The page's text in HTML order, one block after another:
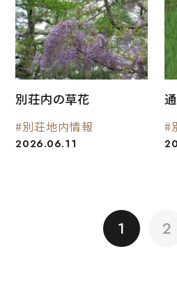
別荘内の草花
#別荘地内情報
2026.06.11
#
1 2